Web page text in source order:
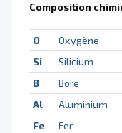
Composition
O Oxygène
Si
Silicium
B
Bore
Al
Aluminium
Fe
Fer